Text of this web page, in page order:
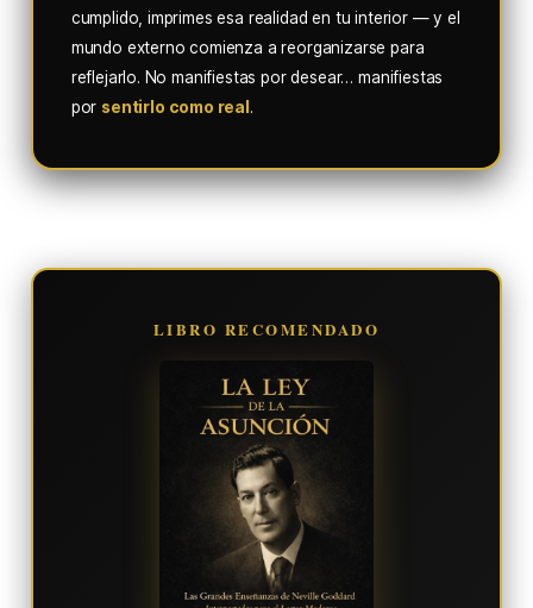
cumplido, imprimes esa realidad en tu interior — y el
mundo externo comienza a reorganizarse para
reflejarlo. No manifiestas por desear… manifiestas
por sentirlo como real .
LIBRO RECOMENDADO